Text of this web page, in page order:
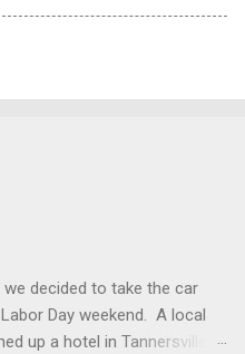
decided to take the car
Day weekend. A local
up a hotel in Tannersville